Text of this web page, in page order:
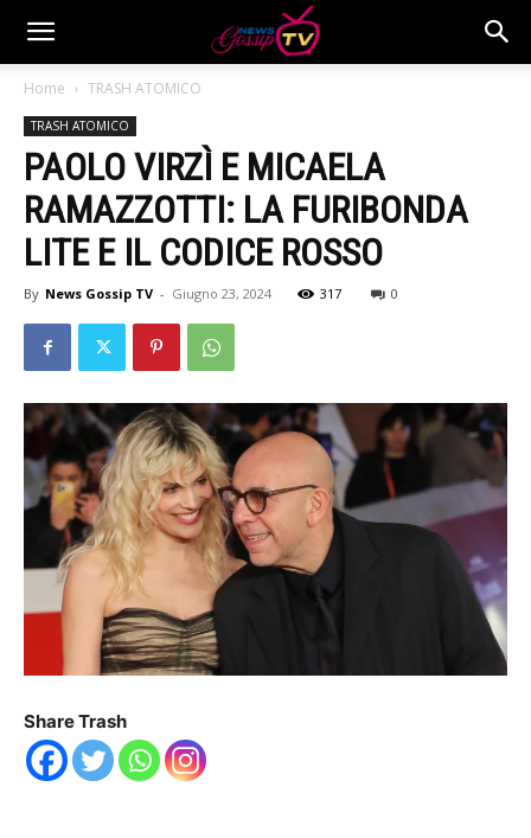
Home TRASH ATOMICO
TRASH ATOMICO
PAOLO VIRZÌ E MICAELA
RAMAZZOTTI: LA FURIBONDA
LITE E IL CODICE ROSSO
By News Gossip TV - Giugno 23, 2024 317 0
Share Trash